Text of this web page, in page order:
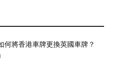
何將香港車牌更換英國車牌？